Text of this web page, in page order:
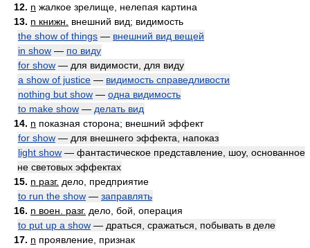
12. n жалкое зрелище, нелепая картина
13. n книжн.
внешний вид; видимость
the show of things — внешний вид вещей
in show — по виду
for show — для видимости, для виду
a show of justice — видимость справедливости
nothing but show — одна видимость
to make show — делать вид
14. n показная сторона; внешний эффект
for show — для внешнего эффекта, напоказ
light show — фантастическое представление, шоу, основанное
не световых эффектах
15. n разг. дело, предприятие
to run the show — заправлять
16. n воен. разг. дело, бой, операция
to put up a show — драться, сражаться, побывать в деле
17. n проявление, признак